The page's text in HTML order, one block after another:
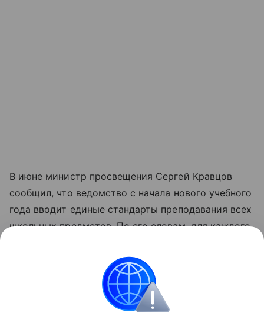
В июне министр просвещения Сергей Кравцов
сообщил, что ведомство с начала нового учебного
года вводит единые стандарты преподавания всех
школьных предметов. По его словам, для каждого
изучаются, сколько времени на них отводится
и какие программы используют учителя.